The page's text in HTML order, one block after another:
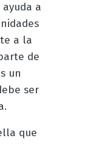
a
a la
de
un
ser
que